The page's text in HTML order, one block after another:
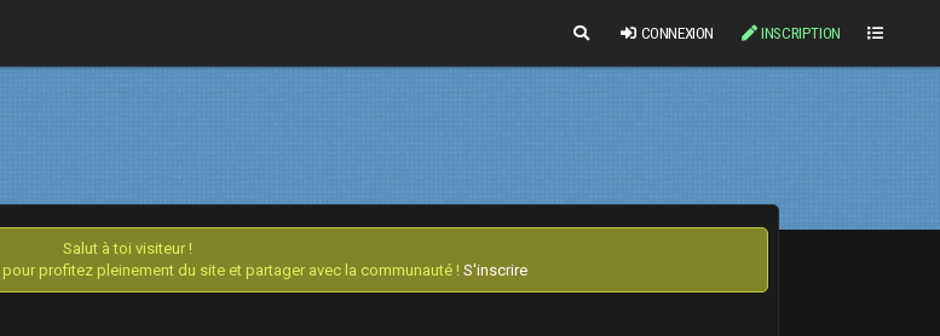
CONNEXION INSCRIPTION
Salut à toi visiteur !
pour profitez pleinement du site et partager avec la communauté ! S'inscrire